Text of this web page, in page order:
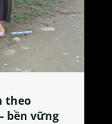
nơi lan